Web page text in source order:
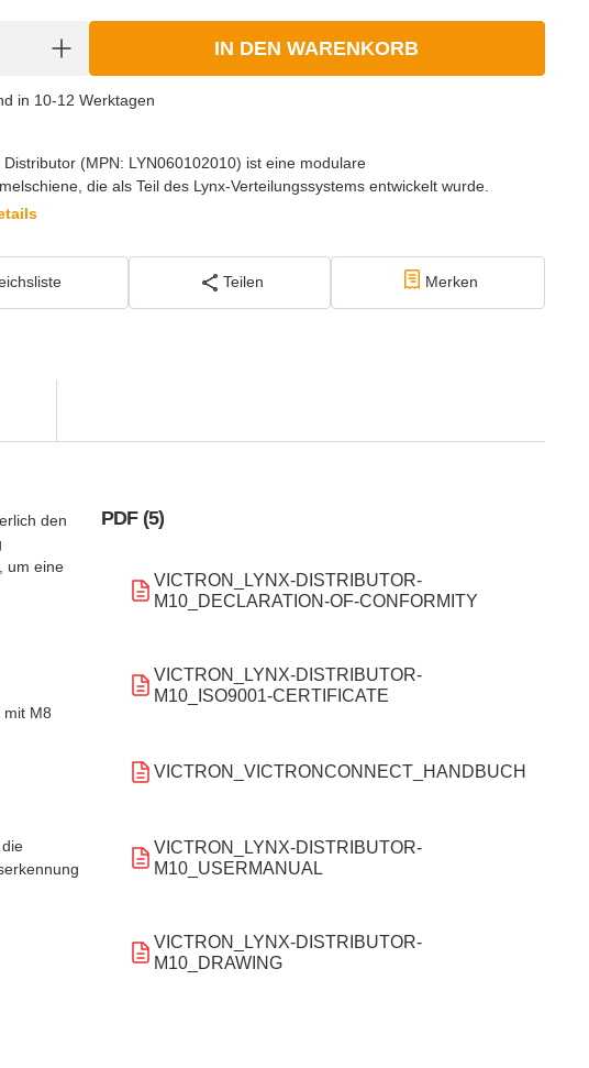
IN DEN WARENKORB
in 10-12 Werktagen
Distributor (MPN: LYN060102010) ist eine modulare
die als Teil des Lynx-Verteilungssystems entwickelt wurde.
Teilen Merken
den
um eine
mit M8
PDF (5)
VICTRON_LYNX-DISTRIBUTOR-
M10_DECLARATION-OF-CONFORMITY
VICTRON_LYNX-DISTRIBUTOR-
M10_ISO9001-CERTIFICATE
VICTRON_VICTRONCONNECT_HANDBUCH
VICTRON_LYNX-DISTRIBUTOR-
M10_USERMANUAL
VICTRON_LYNX-DISTRIBUTOR-
M10_DRAWING